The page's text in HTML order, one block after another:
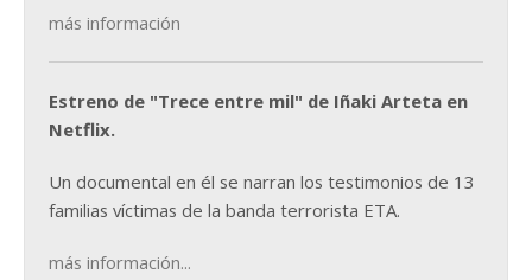
más información
Estreno de "Trece entre mil" de Iñaki Arteta en
Netflix.
Un documental en él se narran los testimonios de 13
familias víctimas de la banda terrorista ETA.
más información...